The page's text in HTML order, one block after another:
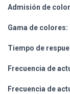
Admisión de
Gama de colores:
Tiempo de
Frecuencia de
Frecuencia de